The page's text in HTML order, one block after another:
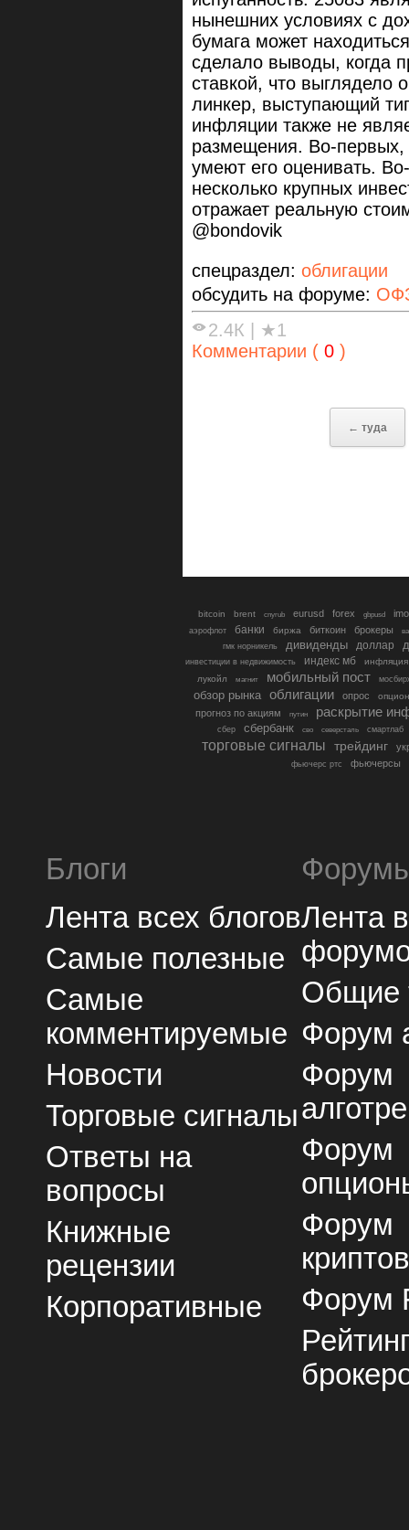
нынешних условиях с
бумага может
сделало выводы, когда
ставкой, что выглядело
линкер, выступающий
инфляции также не
размещения. Во-
умеют его оценивать.
несколько крупных
отражает реальную
@bondovik
спецраздел: облигации
обсудить на форуме:
2.4К
★1
Комментарии ( 0 )
← туда
bitcoin brent cnyrub eurusd forex gbpusd
аэрофлот банки биржа биткоин брокеры
гмк норникель
дивиденды доллар
инвестиции в недвижимость индекс мб
инфляция
лукойл
магнит мобильный пост
обзор рынка облигации опрос
прогноз по акциям путин раскрытие
сбер сбербанк сво северсталь смартлаб
торговые сигналы трейдинг
фьючерс ртс фьючерсы
Блоги
Лента всех блогов
Самые полезные
Самые
комментируемые
Новости
Торговые сигналы
Ответы на
вопросы
Книжные
рецензии
Корпоративные
Лента
Общие
Форум
Форум
Форум
Форум
Форум